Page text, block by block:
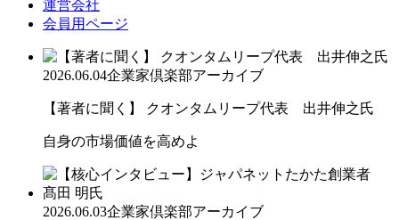
運営会社
会員用ページ
2026.06.04企業家倶楽部アーカイブ
【著者に聞く】 クオンタムリープ代表 出井伸之氏
自身の市場価値を高めよ
2026.06.03企業家倶楽部アーカイブ